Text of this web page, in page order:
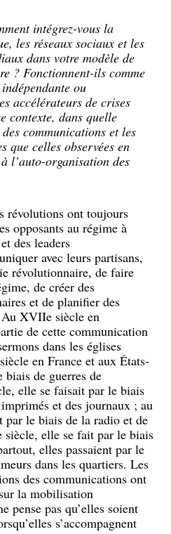
intégrez-vous la
les réseaux sociaux et les
dans votre modèle de
? Fonctionnent-ils comme
ou
accélérateurs de crises
contexte, dans quelle
communications et les
que celles observées en
l’auto-organisation des
révolutions ont toujours
opposants au régime à
des leaders
avec leurs partisans,
révolutionnaire, de faire
de créer des
et de planifier des
XVIIe siècle en
de cette communication
dans les églises
en France et aux États-
de guerres de
elle se faisait par le biais
et des journaux ; au
le biais de la radio et de
elle se fait par le biais
elles passaient par le
dans les quartiers. Les
des communications ont
la mobilisation
pense pas qu’elles soient
s’accompagnent